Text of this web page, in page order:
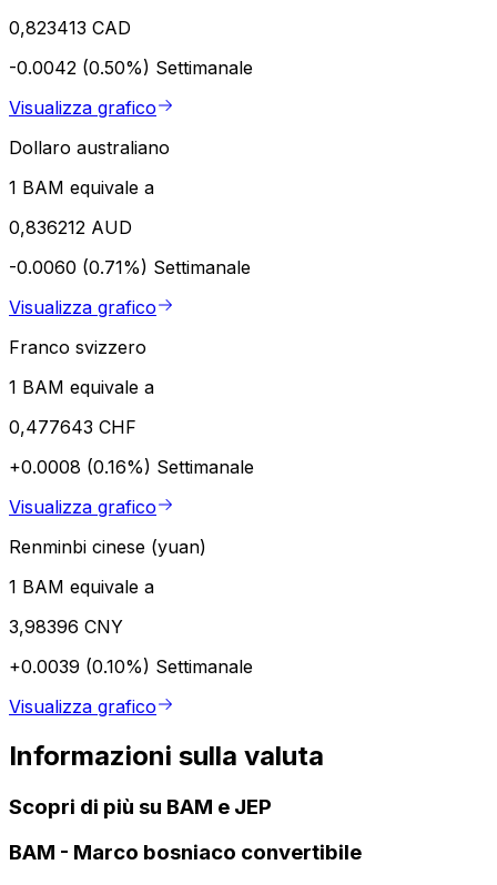
0,823413 CAD
-0.0042 (0.50%) Settimanale
Visualizza grafico
Dollaro australiano
1 BAM equivale a
0,836212 AUD
-0.0060 (0.71%) Settimanale
Visualizza grafico
Franco svizzero
1 BAM equivale a
0,477643 CHF
+0.0008 (0.16%) Settimanale
Visualizza grafico
Renminbi cinese (yuan)
1 BAM equivale a
3,98396 CNY
+0.0039 (0.10%) Settimanale
Visualizza grafico
Informazioni sulla valuta
Scopri di più su BAM e JEP
BAM - Marco bosniaco convertibile